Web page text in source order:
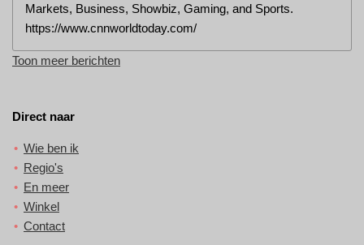
Markets, Business, Showbiz, Gaming, and Sports.
https://www.cnnworldtoday.com/
Toon meer berichten
Direct naar
Wie ben ik
Regio's
En meer
Winkel
Contact